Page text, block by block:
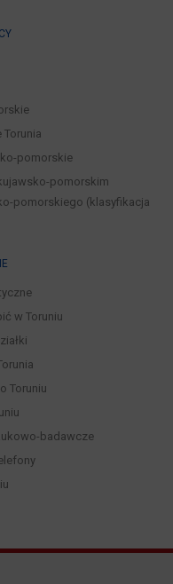
pomorskie
pomorskim
pomorskiego (klasyfikacja
w Toruniu
Toruniu
badawcze